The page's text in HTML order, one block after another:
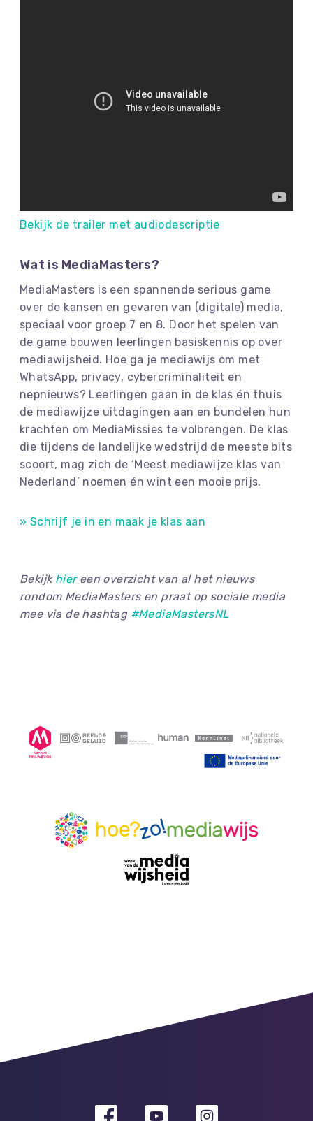
Bekijk de trailer met audiodescriptie
Wat is MediaMasters?
MediaMasters is een spannende serious game
over de kansen en gevaren van (digitale) media,
speciaal voor groep 7 en 8. Door het spelen van
de game bouwen leerlingen basiskennis op over
mediawijsheid. Hoe ga je mediawijs om met
WhatsApp, privacy, cybercriminaliteit en
nepnieuws? Leerlingen gaan in de klas én thuis
de mediawijze uitdagingen aan en bundelen hun
krachten om MediaMissies te volbrengen. De klas
die tijdens de landelijke wedstrijd de meeste bits
scoort, mag zich de ‘Meest mediawijze klas van
Nederland’ noemen én wint een mooie prijs.
» Schrijf je in en maak je klas aan
Bekijk hiereen overzicht van al het nieuws
rondom MediaMasters en praat op sociale media
mee via de hashtag #MediaMastersNL